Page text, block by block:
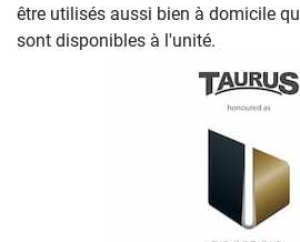
être utilisés aussi bien à domicile
sont disponibles à l'unité.